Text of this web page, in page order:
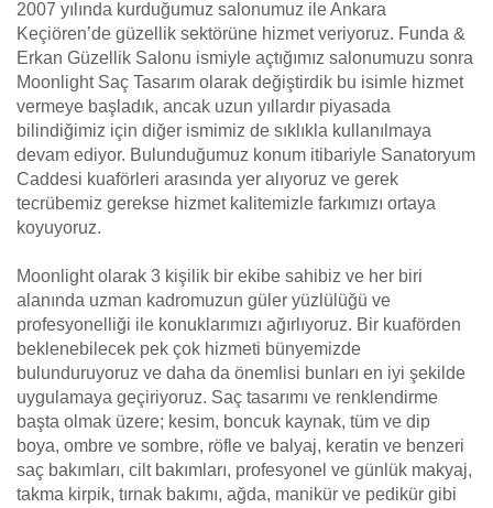
2007 yılında kurduğumuz salonumuz ile Ankara
Keçiören’de güzellik sektörüne hizmet veriyoruz. Funda &
Erkan Güzellik Salonu ismiyle açtığımız salonumuzu sonra
Moonlight Saç Tasarım olarak değiştirdik bu isimle hizmet
vermeye başladık, ancak uzun yıllardır piyasada
bilindiğimiz için diğer ismimiz de sıklıkla kullanılmaya
devam ediyor. Bulunduğumuz konum itibariyle Sanatoryum
Caddesi kuaförleri arasında yer alıyoruz ve gerek
tecrübemiz gerekse hizmet kalitemizle farkımızı ortaya
koyuyoruz.
Moonlight olarak 3 kişilik bir ekibe sahibiz ve her biri
alanında uzman kadromuzun güler yüzlülüğü ve
profesyonelliği ile konuklarımızı ağırlıyoruz. Bir kuaförden
beklenebilecek pek çok hizmeti bünyemizde
bulunduruyoruz ve daha da önemlisi bunları en iyi şekilde
uygulamaya geçiriyoruz. Saç tasarımı ve renklendirme
başta olmak üzere; kesim, boncuk kaynak, tüm ve dip
boya, ombre ve sombre, röfle ve balyaj, keratin ve benzeri
saç bakımları, cilt bakımları, profesyonel ve günlük makyaj,
takma kirpik, tırnak bakımı, ağda, manikür ve pedikür gibi